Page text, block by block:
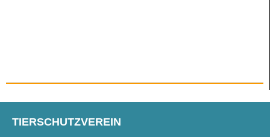
TIERSCHUTZVEREIN